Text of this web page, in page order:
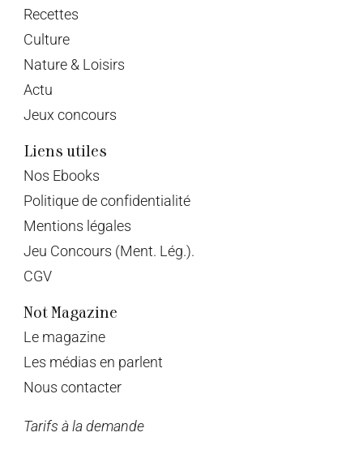
Recettes
Culture
Nature & Loisirs
Actu
Jeux concours
Liens utiles
Nos Ebooks
Politique de confidentialité
Mentions légales
Jeu Concours (Ment. Lég.).
CGV
Not Magazine
Le magazine
Les médias en parlent
Nous contacter
Tarifs à la demande